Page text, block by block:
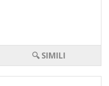
🔍 SIMILI